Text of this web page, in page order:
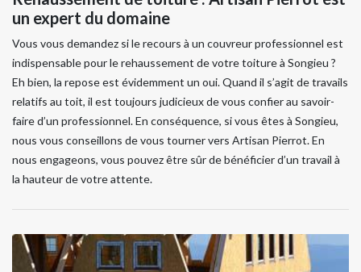
un expert du domaine
Vous vous demandez si le recours à un couvreur professionnel est
indispensable pour le rehaussement de votre toiture à Songieu ?
Eh bien, la repose est évidemment un oui. Quand il s’agit de travails
relatifs au toit, il est toujours judicieux de vous confier au savoir-
faire d’un professionnel. En conséquence, si vous êtes à Songieu,
nous vous conseillons de vous tourner vers Artisan Pierrot. En
nous engageons, vous pouvez être sûr de bénéficier d’un travail à
la hauteur de votre attente.